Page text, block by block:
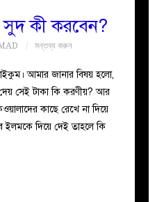
সুদ কী করবেন?
মন্তব্য করুন
আমার জানার বিষয় হলো,
দেয় সেই টাকা কি করণীয়? আর
কাছে রেখে না দিয়ে
ইলমকে দিয়ে দেই তাহলে কি